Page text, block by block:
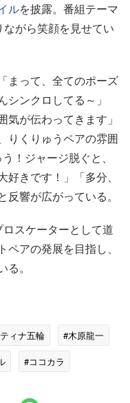
ルを披露。番組テーマ
ながら笑顔を見せてい
まって、全てのポーズ
ンクロしてる～」
気が伝わってきます」
りくりゅうペアの雰囲
！ジャージ脱ぐと、
きです！」「多分、
響が広がっている。
スケーターとして道
アの発展を目指し、
。
ィナ五輪
#木原龍一
#ココカラ